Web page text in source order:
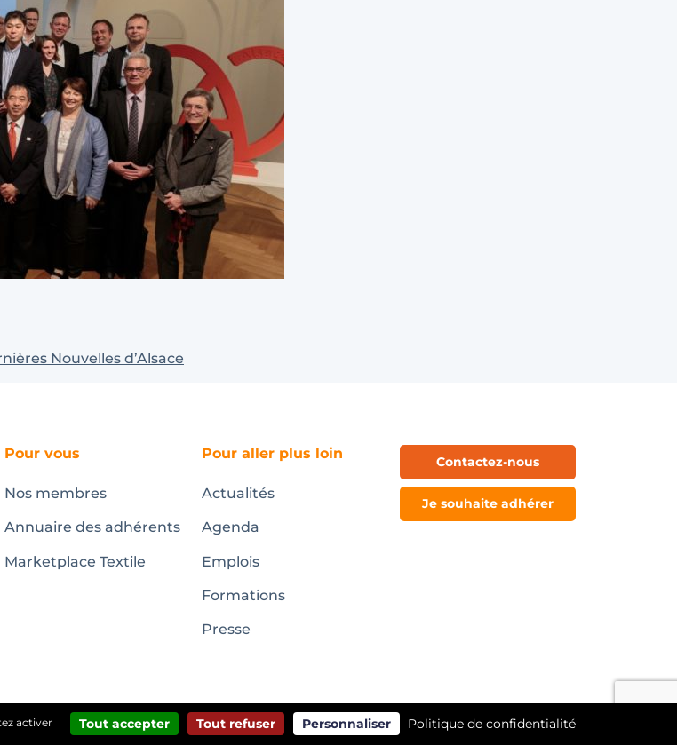
Nouvelles d’Alsace
Pour vous
Nos membres
Annuaire des adhérents
Marketplace Textile
Pour aller plus loin
Actualités
Agenda
Emplois
Formations
Presse
Contactez-nous
Je souhaite adhérer
@copyright Pôle Textile Alsace – 2024
activer Tout accepter Tout refuser Personnaliser Politique de confidentialité